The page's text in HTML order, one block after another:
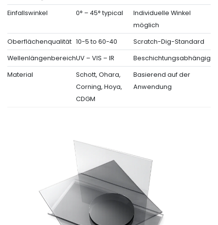
Einfallswinkel
0° – 45° typical
Individuelle Winkel
möglich
Oberflächenqualität 10-5 to 60-40
Scratch-Dig-Standard
WellenlängenbereichUV – VIS – IR
Beschichtungsabhängig
Material
Schott, Ohara,
Corning, Hoya,
CDGM
Basierend auf der
Anwendung